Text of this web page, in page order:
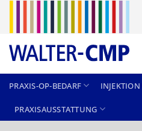
springen
PRAXIS-OP-BEDARF
PRAXISAUSSTATTUNG